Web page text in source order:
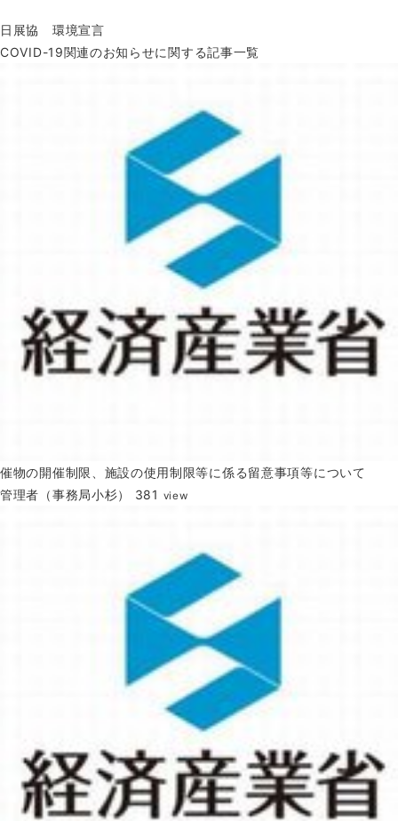
日展協 環境宣言
COVID-19関連のお知らせに関する記事一覧
催物の開催制限、施設の使用制限等に係る留意事項等について
管理者（事務局小杉）
381 view